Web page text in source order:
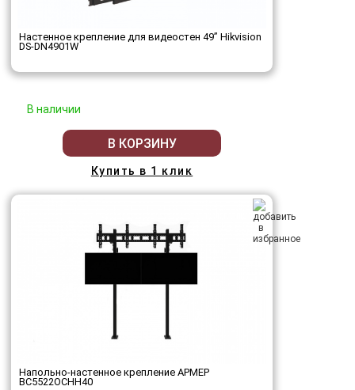
Настенное крепление для видеостен 49’’ Hikvision
DS-DN4901W
В наличии
В КОРЗИНУ
Купить в 1 клик
Напольно-настенное крепление АРМЕР
ВС5522ОСНН40